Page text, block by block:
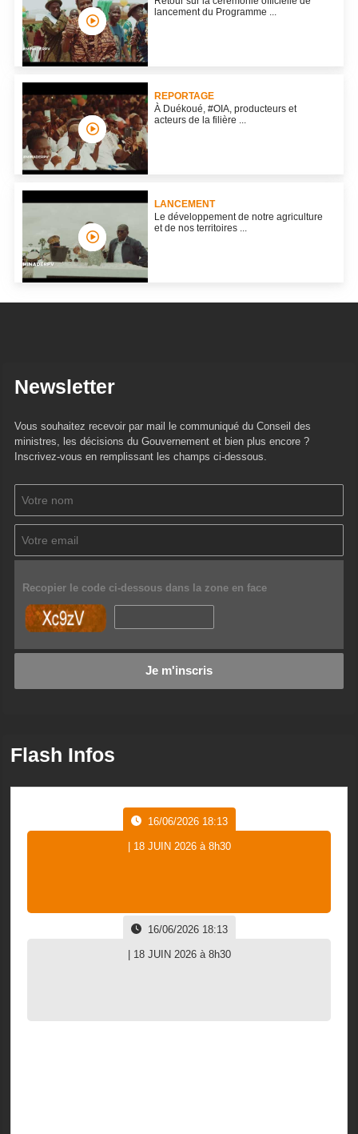
lancement du Programme ...
REPORTAGE
À Duékoué, #OIA, producteurs et
acteurs de la filière ...
LANCEMENT
Le développement de notre agriculture
et de nos territoires ...
Newsletter
Vous souhaitez recevoir par mail le communiqué du Conseil des
ministres, les décisions du Gouvernement et bien plus encore ?
Inscrivez-vous en remplissant les champs ci-dessous.
Recopier le code ci-dessous dans la zone en face
Flash Infos
16/06/2026 18:13
| 18 JUIN 2026 à 8h30
16/06/2026 18:13
| 18 JUIN 2026 à 8h30